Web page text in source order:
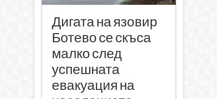
Дигата на язовир
Ботево се скъса
малко след
успешната
евакуация на